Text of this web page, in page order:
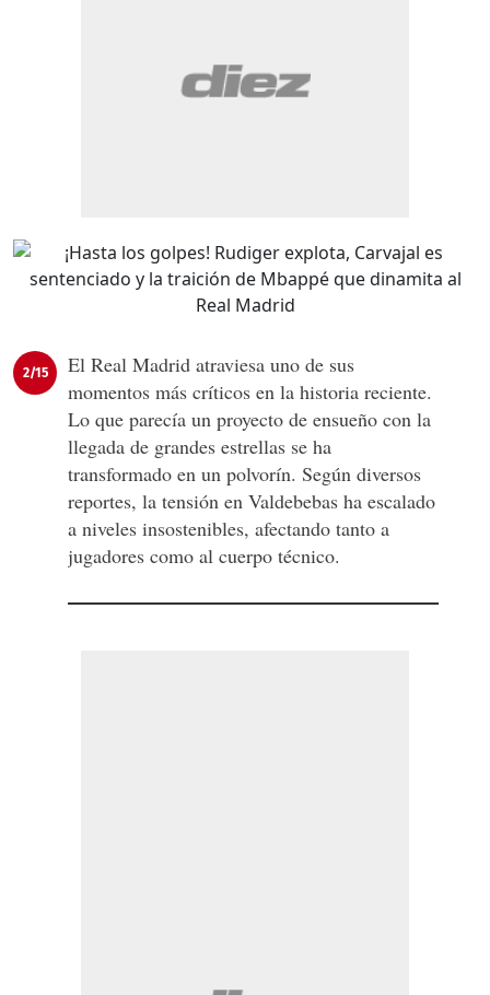
2/15
El Real Madrid atraviesa uno de sus
momentos más críticos en la historia reciente.
Lo que parecía un proyecto de ensueño con la
llegada de grandes estrellas se ha
transformado en un polvorín. Según diversos
reportes, la tensión en Valdebebas ha escalado
a niveles insostenibles, afectando tanto a
jugadores como al cuerpo técnico.